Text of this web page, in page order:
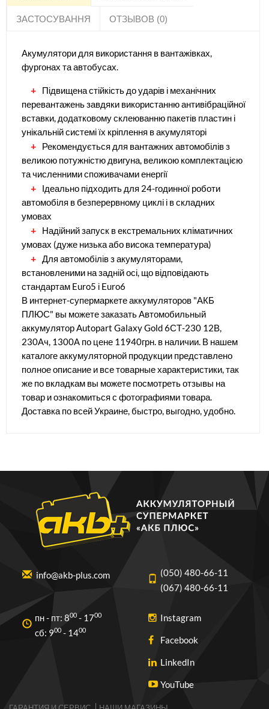
ЗАСТОСУВАННЯ ОТЗЫВОВ (0)
Акумулятори для використання в вантажівках,
фургонах та автобусах.
Підвищена стійкість до ударів і механічних
перевантажень завдяки використанню антивібраційної
вставки, додатковому склеюванню пакетів пластин і
унікальній системі їх кріплення в акумуляторі
Рекомендується для вантажних автомобілів з
великою потужністю двигуна, великою комплектацією
та численними споживачами енергії
Ідеально підходить для 24-годинної роботи
автомобіля в безперервному циклі і в складних
умовах
Надійний запуск в екстремальних кліматичних
умовах (дуже низька або висока температура)
Для автомобілів з акумуляторами,
встановленими на задній осі, що відповідають
стандартам Euro5 і Euro6
В интернет-супермаркете аккумуляторов "АКБ
ПЛЮС" вы можете заказать Автомобильный
аккумулятор Autopart Galaxy Gold 6СТ-230 12В,
230Ач, 1300А по цене 11940грн. в наличии. В нашем
каталоге аккумуляторной продукции представлено
полное описание и все товарные характеристики, так
же по вкладкам вы можете посмотреть отзывы на
товар и ознакомиться с фотографиями товара.
Доставка по всей Украине, быстро, выгодно, удобно.
info@akb-plus.com
(050) 480-66-11
(067) 480-66-11
пн - пт: 800 - 1700
cб: 900 - 1400
Instagram
Facebook
LinkedIn
YouTube